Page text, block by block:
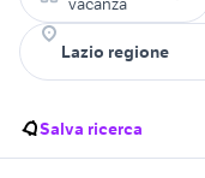
Salva ricerca